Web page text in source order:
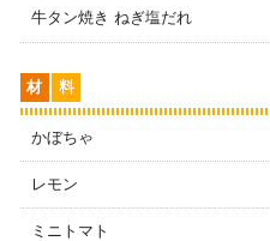
牛タン焼き ねぎ塩だれ
材 料
かぼちゃ
レモン
ミニトマト